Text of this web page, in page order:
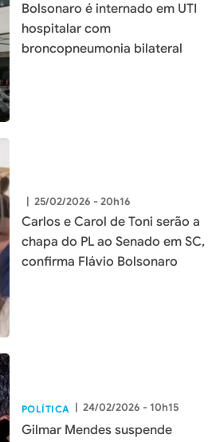
Bolsonaro é internado em UTI
hospitalar com
broncopneumonia bilateral
| 25/02/2026 - 20h16
Carlos e Carol de Toni serão a
chapa do PL ao Senado em SC,
confirma Flávio Bolsonaro
POLÍTICA | 24/02/2026 - 10h15
Gilmar Mendes suspende